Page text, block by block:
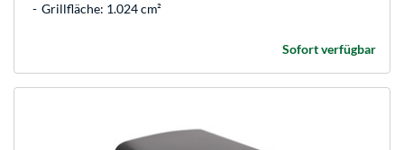
Grillfläche: 1.024 cm²
Sofort verfügbar